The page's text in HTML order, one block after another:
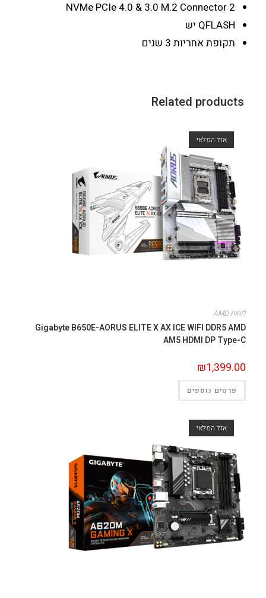
NVMe PCIe 4.0 & 3.0 M.2 Connector 2
QFLASH יש
תקופת אחריות 3 שנים
Related products
אזל המלאי
לוחות AMD
Gigabyte B650E-AORUS ELITE X AX ICE WIFI DDR5 AMD
AM5 HDMI DP Type-C
₪1,399.00
פרטים נוספים
אזל המלאי